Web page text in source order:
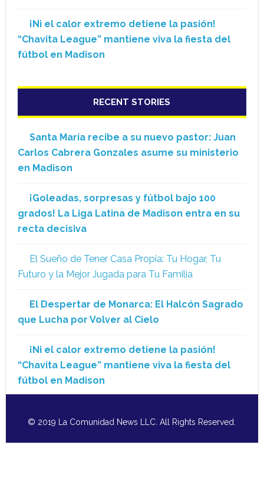
¡Ni el calor extremo detiene la pasión!
“Chavita League” mantiene viva la fiesta del
fútbol en Madison
RECENT STORIES
Santa María recibe a su nuevo pastor: Juan
Carlos Cabrera Gonzales asume su ministerio
en Madison
¡Goleadas, sorpresas y fútbol bajo 100
grados! La Liga Latina de Madison entra en su
recta decisiva
El Sueño de Tener Casa Propia: Tu Hogar, Tu
Futuro y la Mejor Jugada para Tu Familia
El Despertar de Monarca: El Halcón Sagrado
que Lucha por Volver al Cielo
¡Ni el calor extremo detiene la pasión!
“Chavita League” mantiene viva la fiesta del
fútbol en Madison
© 2019 La Comunidad News LLC. All Rights Reserved.